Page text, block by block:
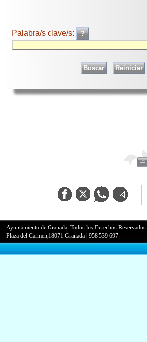
Palabra/s clave/s:
Ayuntamiento de Granada. Todos los Derechos Reservados.
Plaza del Carmen,18071 Granada |958 539 697